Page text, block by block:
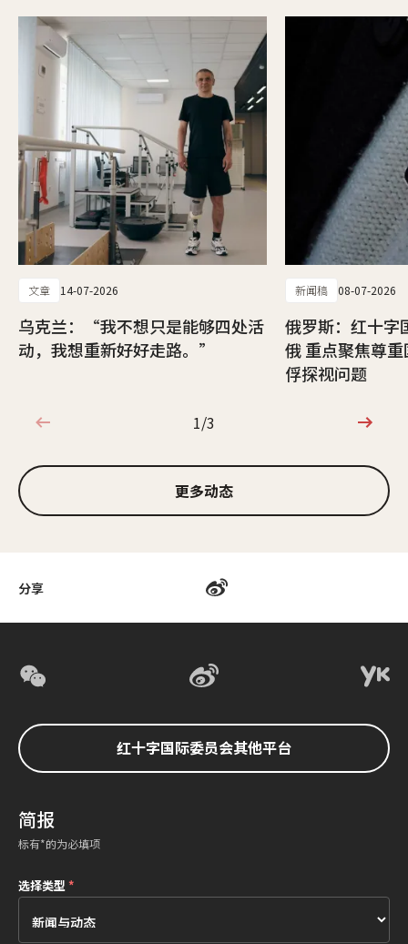
分享
文章 14-07-2026
乌克兰：“我不想只是能够四处活
动，我想重新好好走路。”
新闻稿 08-07-2026
俄罗斯：红十字
俄 重点聚焦尊
俘探视问题
1/3
1/3
更多动态
红十字国际委员会其他平台
简报
标有*的为必填项
选择类型*